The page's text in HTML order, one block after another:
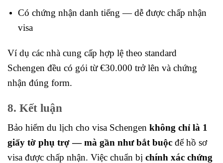
Có chứng nhận danh tiếng — dễ được chấp nhận
visa
Ví dụ các nhà cung cấp hợp lệ theo standard
Schengen đều có gói từ €30.000 trở lên và chứng
nhận đúng form.
8. Kết luận
Bảo hiểm du lịch cho visa Schengen không chỉ là 1
giấy tờ phụ trợ — mà gần như bắt buộc để hồ sơ
visa được chấp nhận. Việc chuẩn bị chính xác chứng